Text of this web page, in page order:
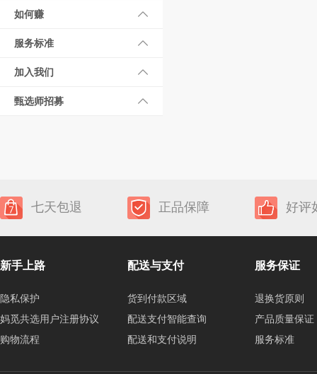
如何赚
服务标准
加入我们
甄选师招募
七天包退 正品保障 好评
新手上路
隐私保护
妈觅共选用户注册协议
购物流程
配送与支付
货到付款区域
配送支付智能查询
配送和支付说明
服务保证
退换货原则
产品质量保证
服务标准